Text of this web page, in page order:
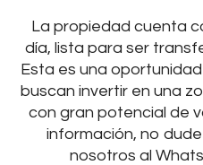
La propiedad cuenta
día, lista para ser
Esta es una
buscan invertir en una
con gran potencial de
información, no
nosotros al